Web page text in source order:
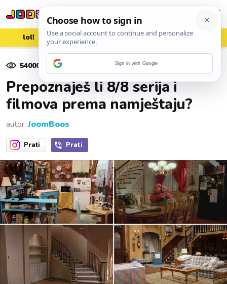
lol! aww vrh! woot?!
54000 pregleda
Prepoznaješ li 8/8 serija i
filmova prema namještaju?
autor:JoomBoos
Prati Prati
Sign in with Google